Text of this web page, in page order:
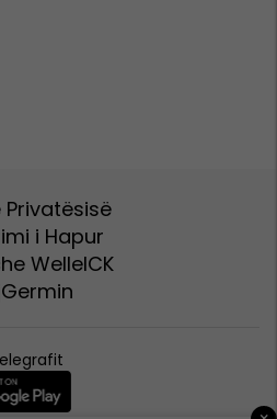
Privatësisë
i Hapur
WelleICK
Germin